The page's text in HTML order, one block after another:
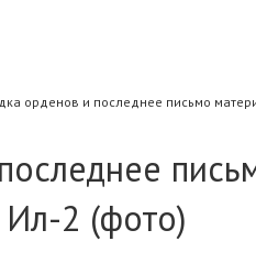
орденов и последнее письмо
Ил-2 (фото)